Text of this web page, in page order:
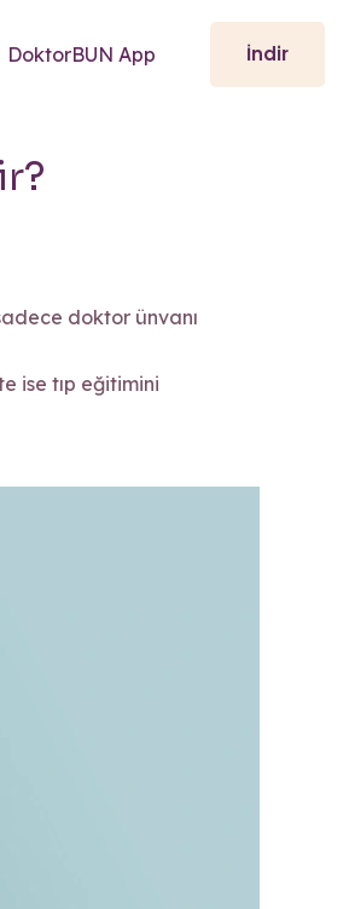
DoktorBUN App İndir
doktor ünvanı
ise tıp eğitimini